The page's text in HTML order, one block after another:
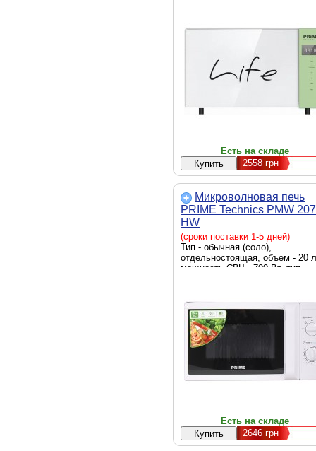
- светодиодный дисплей,
автоотключение, блокировка
работы при открытой дверце,
диаметр поворотного поддона -
245 мм, подсветка камеры,
таймер, звуковой сигнал,
вращающийся поднос,
454 мм, Глубина - 330 мм,
- 260 мм, вес - 11.2 кг, зеленый
Есть на складе
2558 грн
Микроволновая печь
PRIME Technics PMW
HW
(сроки поставки 1-5 дней)
Тип - обычная (соло),
отдельностоящая, объем - 20
мощность СВЧ - 700 Вт, тип
при открытой дверце, диаметр
поворотного поддона - 245 мм,
подсветка камеры, таймер,
Ширина - 45.2 см, Глубина - 34
см, Высота - 26.2 см, вес - 10.5
Есть на складе
2646 грн